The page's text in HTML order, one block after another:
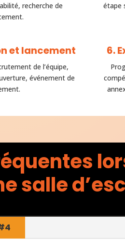
recherche de
étape
et lancement
de l’équipe,
événement de
6.
salle